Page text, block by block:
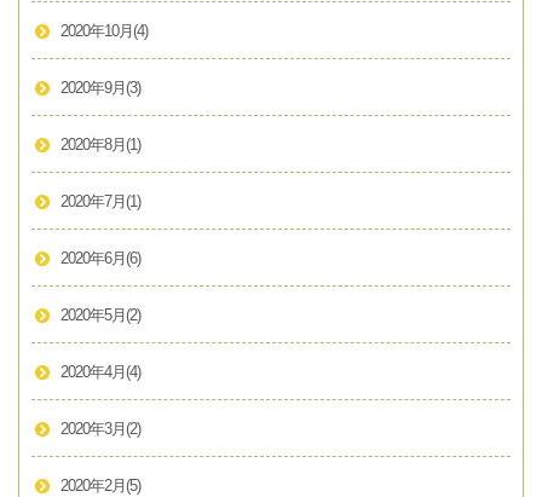
2020年10月 (4)
2020年9月 (3)
2020年8月 (1)
2020年7月 (1)
2020年6月 (6)
2020年5月 (2)
2020年4月 (4)
2020年3月 (2)
2020年2月 (5)